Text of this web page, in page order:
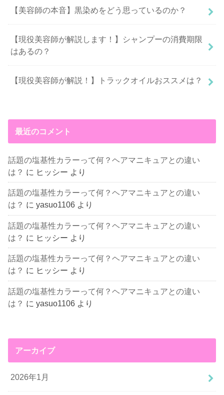
【美容師の本音】黒染めをどう思っているのか？
【現役美容師が解説します！】シャンプーの消費期限
はあるの？
【現役美容師が解説！】トラックオイルおススメは？
最近のコメント
話題の塩基性カラーって何？ヘアマニキュアとの違い
は？ に ヒッシー より
話題の塩基性カラーって何？ヘアマニキュアとの違い
は？ にyasuo1106 より
話題の塩基性カラーって何？ヘアマニキュアとの違い
は？ に ヒッシー より
話題の塩基性カラーって何？ヘアマニキュアとの違い
は？ に ヒッシー より
話題の塩基性カラーって何？ヘアマニキュアとの違い
は？ にyasuo1106 より
アーカイブ
2026年1月